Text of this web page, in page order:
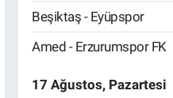
Beşiktaş - Eyüpspor
Amed - Erzurumspor FK
17 Ağustos, Pazartesi